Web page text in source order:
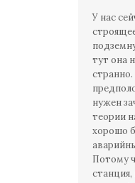
У нас
тут она
нужен
теории
хорошо
Потому
станция,